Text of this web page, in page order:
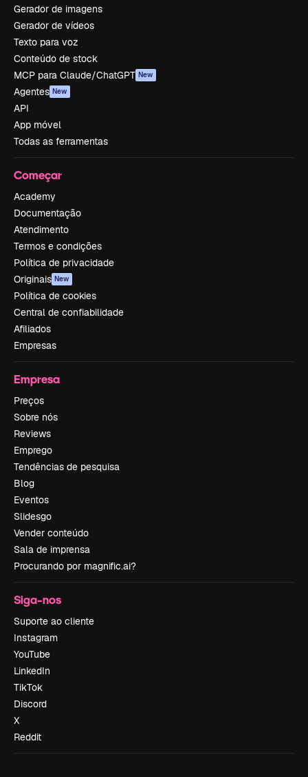
Gerador de imagens
Gerador de vídeos
Texto para voz
Conteúdo de stock
MCP para Claude/ChatGPT New
Agentes New
API
App móvel
Todas as ferramentas
Começar
Academy
Documentação
Atendimento
Termos e condições
Política de privacidade
Originais New
Política de cookies
Central de confiabilidade
Afiliados
Empresas
Empresa
Preços
Sobre nós
Reviews
Emprego
Tendências de pesquisa
Blog
Eventos
Slidesgo
Vender conteúdo
Sala de imprensa
Procurando por magnific.ai?
Siga-nos
Suporte ao cliente
Instagram
YouTube
LinkedIn
TikTok
Discord
X
Reddit